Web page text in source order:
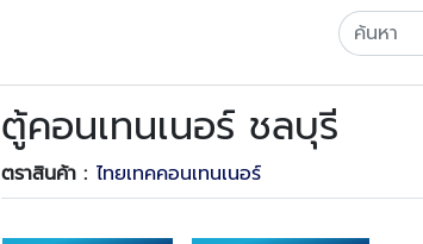
ตู้คอนเทนเนอร์ ชลบุรี
ตราสินค้า : ไทยเทคคอนเทนเนอร์